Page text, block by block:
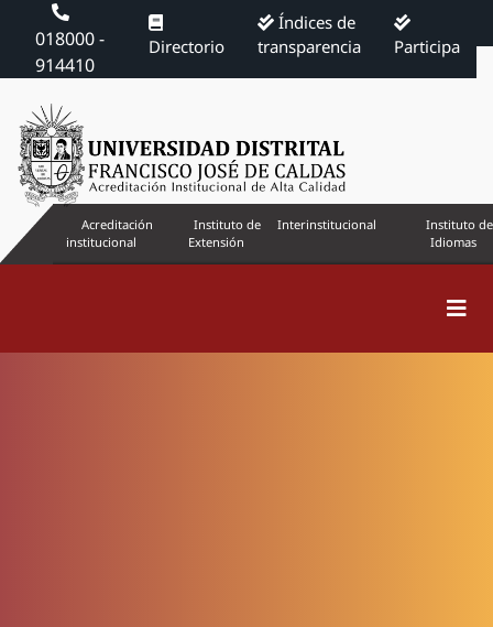
018000 -
914410
Directorio
Índices de
transparencia
Participa
Acreditación
institucional
Instituto de
Extensión
Interinstitucional
Instituto de
Idiomas